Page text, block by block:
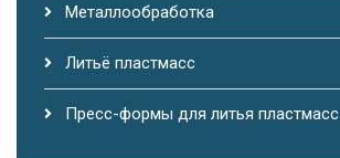
Металлообработка
Литьё пластмасс
Пресс-формы для литья пластмасс